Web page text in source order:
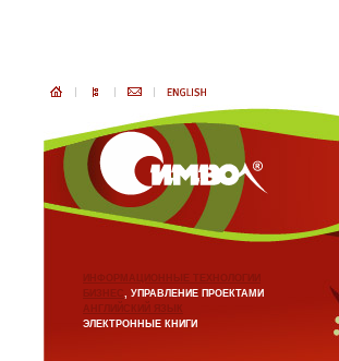
ИНФОРМАЦИОННЫЕ ТЕХНОЛОГИИ
БИЗНЕС, УПРАВЛЕНИЕ ПРОЕКТАМИ
АНГЛИЙСКИЙ ЯЗЫК
ЭЛЕКТРОННЫЕ КНИГИ